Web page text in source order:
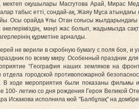
мектеп оқушылары Масгутова Арай, Мирас
табыс етті, сондай-ақ, Жаяу Мұса атындағы
Осы орайда Ұлы Отан соғысы жылдарындағы
мәңгі жас болып, жадымызда
құрметіне арналды.
не верили в скробную бумагу с поля боя, и
по всему миру. Особенный праздник
“География наших земляков на
городской противопожарной
В ходе мероприятия были показаны фильмы
летию со дня рождения Героя Великой
Искакова исполнила кюй "Балбұлақ" на